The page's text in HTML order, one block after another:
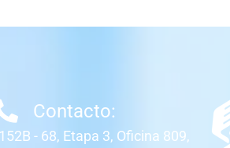
Contacto:
- 68, Etapa 3, Oficina 809,